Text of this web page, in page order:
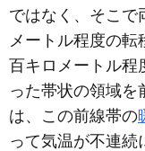
ではなく、そこで
メートル程度の転
百キロメートル程
った帯状の領域を
は、この前線帯の
って気温が不連続